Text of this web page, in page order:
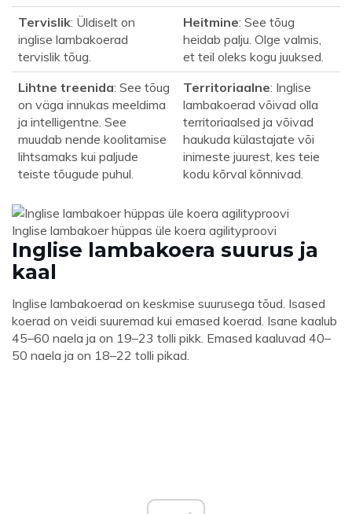
Tervislik: Üldiselt on
inglise lambakoerad
tervislik tõug.
Heitmine: See tõug
heidab palju. Olge valmis,
et teil oleks kogu juuksed.
Lihtne treenida: See tõug
on väga innukas meeldima
ja intelligentne. See
muudab nende koolitamise
lihtsamaks kui paljude
teiste tõugude puhul.
Territoriaalne: Inglise
lambakoerad võivad olla
territoriaalsed ja võivad
haukuda külastajate või
inimeste juurest, kes teie
kodu kõrval kõnnivad.
Inglise lambakoer hüppas üle koera agilityproovi
Inglise lambakoera suurus ja
kaal
Inglise lambakoerad on keskmise suurusega tõud. Isased
koerad on veidi suuremad kui emased koerad. Isane kaalub
45–60 naela ja on 19–23 tolli pikk. Emased kaaluvad 40–
50 naela ja on 18–22 tolli pikad.